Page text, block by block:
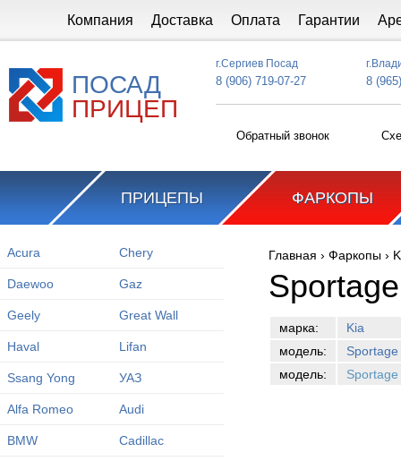
Компания Доставка Оплата Гарантии
ПОСАД
ПРИЦЕП
г.Сергиев Посад
8 (906) 719-07-27 8
Обратный звонок
ПРИЦЕПЫ ФАРКОПЫ
Acura Chery
Daewoo Gaz
Geely Great Wall
Haval Lifan
Ssang Yong УАЗ
Alfa Romeo Audi
BMW Cadillac
Вы здесь
Главная › Фаркопы ›
марка:
Kia
модель:
Sportage
модель: